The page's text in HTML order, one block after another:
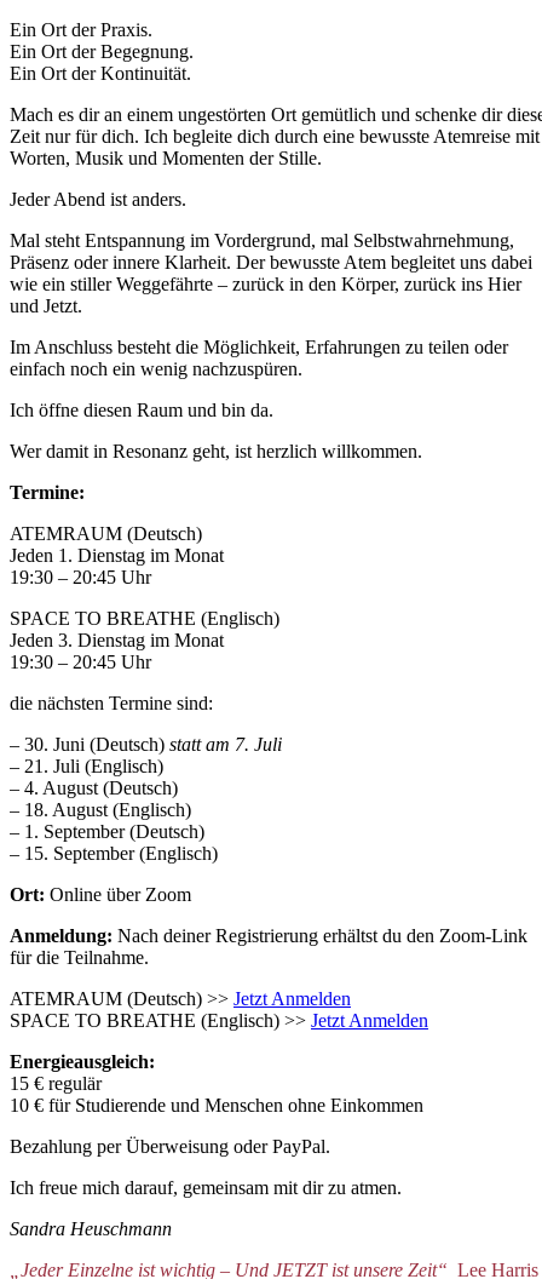
Ein Ort der Praxis.
Ein Ort der Begegnung.
Ein Ort der Kontinuität.
Mach es dir an einem ungestörten Ort gemütlich und schenke dir
Zeit nur für dich. Ich begleite dich durch eine bewusste Atemreise mit
Worten, Musik und Momenten der Stille.
Jeder Abend ist anders.
Mal steht Entspannung im Vordergrund, mal Selbstwahrnehmung,
Präsenz oder innere Klarheit. Der bewusste Atem begleitet uns dabei
wie ein stiller Weggefährte – zurück in den Körper, zurück ins Hier
und Jetzt.
Im Anschluss besteht die Möglichkeit, Erfahrungen zu teilen oder
einfach noch ein wenig nachzuspüren.
Ich öffne diesen Raum und bin da.
Wer damit in Resonanz geht, ist herzlich willkommen.
Termine:
ATEMRAUM (Deutsch)
Jeden 1. Dienstag im Monat
19:30 – 20:45 Uhr
SPACE TO BREATHE (Englisch)
Jeden 3. Dienstag im Monat
19:30 – 20:45 Uhr
die nächsten Termine sind:
– 30. Juni (Deutsch) statt am 7. Juli
– 21. Juli (Englisch)
– 4. August (Deutsch)
– 18. August (Englisch)
– 1. September (Deutsch)
– 15. September (Englisch)
Ort: Online über Zoom
Anmeldung: Nach deiner Registrierung erhältst du den Zoom-Link
für die Teilnahme.
ATEMRAUM (Deutsch) >> Jetzt Anmelden
SPACE TO BREATHE (Englisch) >> Jetzt Anmelden
Energieausgleich:
15 € regulär
10 € für Studierende und Menschen ohne Einkommen
Bezahlung per Überweisung oder PayPal.
Ich freue mich darauf, gemeinsam mit dir zu atmen.
Sandra Heuschmann
„Jeder Einzelne ist wichtig – Und JETZT ist unsere Zeit“ Lee Harris